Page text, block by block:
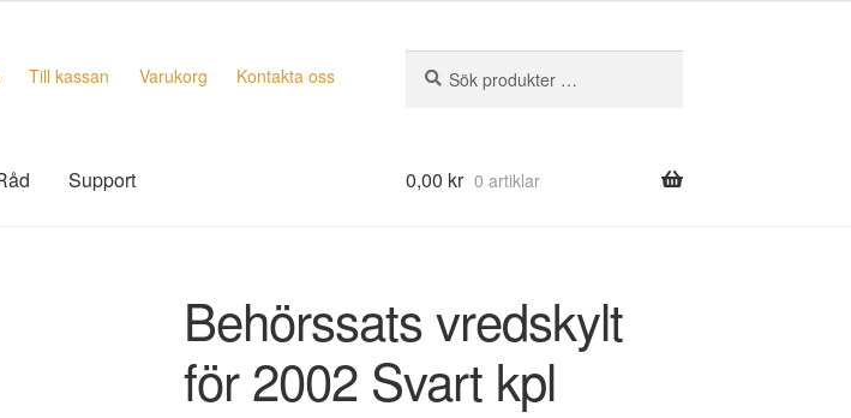
Till kassan Varukorg Kontakta oss
efter:
Support 0,00 kr 0 artiklar
Behörssats vredskylt
för 2002 Svart kpl